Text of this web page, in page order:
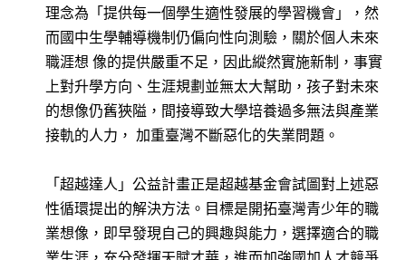
理念為「提供每一個學生適性發展的學習機會」，然
而國中生學輔導機制仍偏向性向測驗，關於個人未來
職涯想 像的提供嚴重不足，因此縱然實施新制，事實
上對升學方向、生涯規劃並無太大幫助，孩子對未來
的想像仍舊狹隘，間接導致大學培養過多無法與產業
接軌的人力， 加重臺灣不斷惡化的失業問題。
「超越達人」公益計畫正是超越基金會試圖對上述惡
性循環提出的解決方法。目標是開拓臺灣青少年的職
業想像，即早發現自己的興趣與能力，選擇適合的職